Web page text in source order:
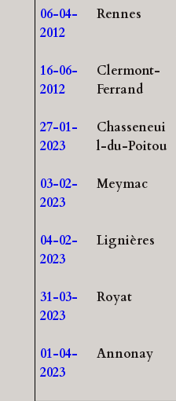
06-04-
2012
Rennes
16-06-
2012
Clermont-
Ferrand
27-01-
2023
Chasseneui
l-du-Poitou
03-02-
2023
Meymac
04-02-
2023
Lignières
31-03-
2023
Royat
01-04-
2023
Annonay